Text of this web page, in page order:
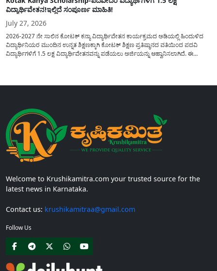
ವಿದ್ಯಾರ್ಥಿವೇತನ!ಇಲ್ಲಿದೆ ಸಂಪೂರ್ಣ ಮಾಹಿತಿ!
July 27, 2026
2026-2027 ನೇ ಸಾಲಿನ ಕೋಟಕ್ ಕನ್ಯಾ ವಿದ್ಯಾರ್ಥಿವೇತನ ಕಾರ್ಯಕ್ರಮದ ಅಡಿಯಲ್ಲಿ ಹಿಂದುಳಿದ
ವಿದ್ಯಾರ್ಥಿನಿಯರ ಮುಂದಿನ ಉನ್ನತ ಶಿಕ್ಷಣಕ್ಕಾಗಿ ಕೋಟಕ್ ಶಿಕ್ಷಣ ಪ್ರತಿಷ್ಠಾನದ ವತಿಯಿಂದ ಪದವಿ
ವಿದ್ಯಾರ್ಥಿಗಳಿಗೆ 1.5 ಲಕ್ಷ ವಿದ್ಯಾರ್ಥಿವೇತನವನ್ನು ಪಡೆಯಲು ಅರ್ಜಿಯನ್ನು ಆಹ್ವಾನಿಸಲಾಗಿದೆ. ಈ
Welcome to Krushikamitra.com your trusted source for the
latest news in Karnataka.
Contact us: krushikamitraa@gmail.com
Follow Us